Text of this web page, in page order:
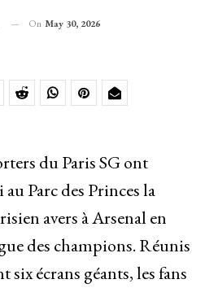
On May 30, 2026
du Paris SG ont
Parc des Princes la
avers à Arsenal en
des champions. Réunis
six écrans géants, les fans